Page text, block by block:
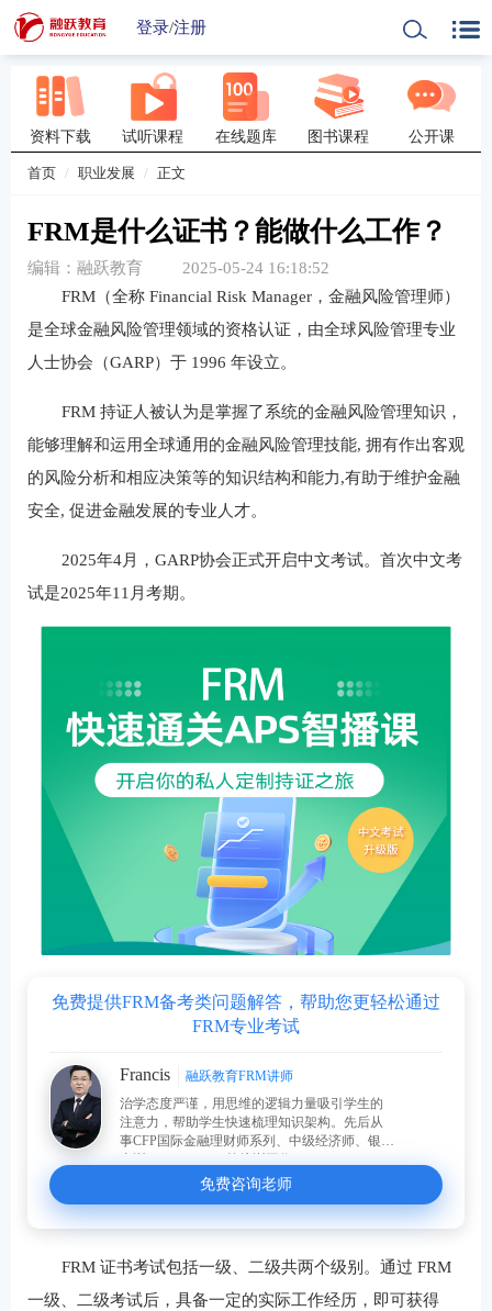
登录/注册
资料下载 试听课程 在线题库 图书课程 公开课
首页 职业发展 正文
FRM是什么证书？能做什么工作？
编辑：融跃教育
2025-05-24 16:18:52
FRM（全称 Financial Risk Manager，金融风险管理师）
是全球金融风险管理领域的资格认证，由全球风险管理专业
人士协会（GARP）于 1996 年设立。
FRM 持证人被认为是掌握了系统的金融风险管理知识，
能够理解和运用全球通用的金融风险管理技能, 拥有作出客观
的风险分析和相应决策等的知识结构和能力,有助于维护金融
安全, 促进金融发展的专业人才。
2025年4月，GARP协会正式开启中文考试。首次中文考
试是2025年11月考期。
免费提供FRM备考类问题解答，帮助您更轻松通过
FRM专业考试
Francis
融跃教育FRM讲师
治学态度严谨，用思维的逻辑力量吸引学生的
注意力，帮助学生快速梳理知识架构。先后从
事CFP国际金融理财师系列、中级经济师、银行
免费咨询老师
FRM 证书考试包括一级、二级共两个级别。通过 FRM
一级、二级考试后，具备一定的实际工作经历，即可获得